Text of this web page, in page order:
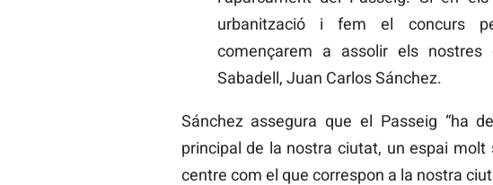
urbanització i fem el concurs
començarem a assolir els nostres
Sabadell, Juan Carlos Sánchez.
Sánchez assegura que el Passeig “ha
principal de la nostra ciutat, un espai
centre com el que correspon a la nostra